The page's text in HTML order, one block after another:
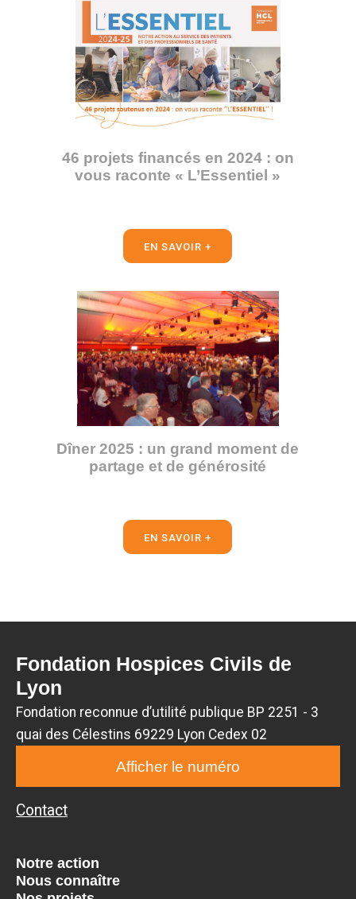
46 projets financés en 2024 : on
vous raconte « L’Essentiel »
EN SAVOIR +
Dîner 2025 : un grand moment de
partage et de générosité
EN SAVOIR +
Fondation Hospices Civils de
Lyon
Fondation reconnue d’utilité publique BP 2251 - 3
quai des Célestins 69229 Lyon Cedex 02
Afficher le numéro
Contact
Notre action
Nous connaître